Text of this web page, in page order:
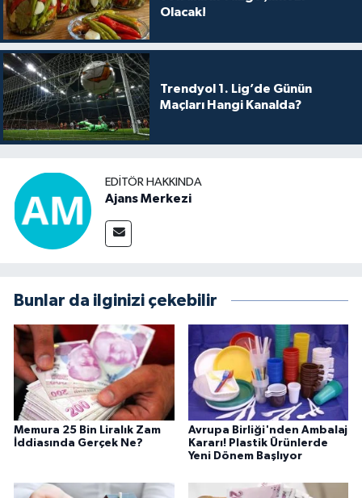
Olacak!
Trendyol 1. Lig’de Günün
Maçları Hangi Kanalda?
EDITÖR HAKKINDA
Ajans Merkezi
Bunlar da ilginizi çekebilir
Memura 25 Bin Liralık Zam
İddiasında Gerçek Ne?
Avrupa Birliği'nden Ambalaj
Kararı! Plastik Ürünlerde
Yeni Dönem Başlıyor